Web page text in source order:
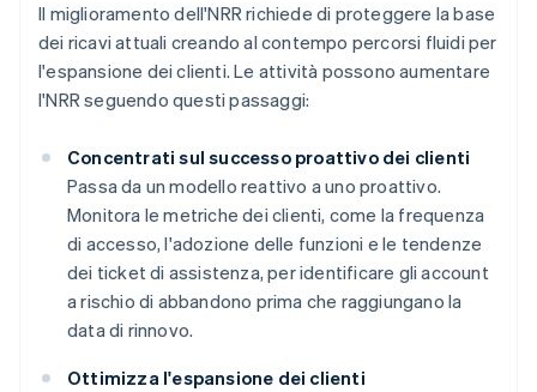
Il miglioramento dell'NRR richiede di proteggere la base
dei ricavi attuali creando al contempo percorsi fluidi per
l'espansione dei clienti. Le attività possono aumentare
l'NRR seguendo questi passaggi:
Concentrati sul successo proattivo dei clienti
Passa da un modello reattivo a uno proattivo.
Monitora le metriche dei clienti, come la frequenza
di accesso, l'adozione delle funzioni e le tendenze
dei ticket di assistenza, per identificare gli account
a rischio di abbandono prima che raggiungano la
data di rinnovo.
Ottimizza l'espansione dei clienti